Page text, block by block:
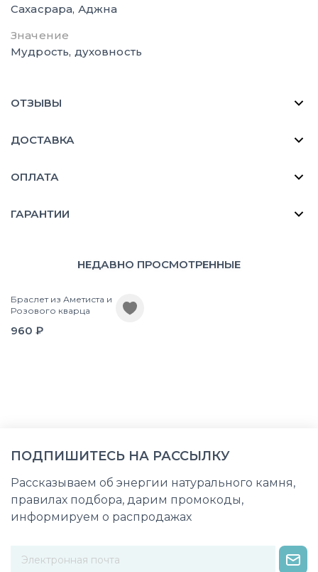
Сахасрара, Аджна
Значение
Мудрость, духовность
ОТЗЫВЫ
ДОСТАВКА
ОПЛАТА
ГАРАНТИИ
НЕДАВНО ПРОСМОТРЕННЫЕ
Браслет из Аметиста и
Розового кварца
960 ₽
ПОДПИШИТЕСЬ НА РАССЫЛКУ
Рассказываем об энергии натурального камня,
правилах подбора, дарим промокоды,
информируем о распродажах